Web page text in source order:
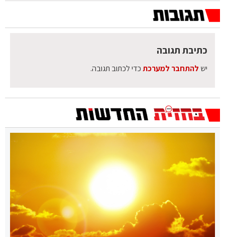
כתיבת תגובה
יש להתחבר למערכתכדי לכתוב תגובה.